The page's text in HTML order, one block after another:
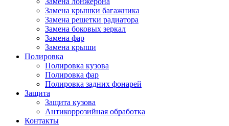
Замена крышки багажника
Замена решетки радиатора
Замена боковых зеркал
Замена фар
Замена крыши
Полировка
Полировка кузова
Полировка фар
Полировка задних фонарей
Защита
Защита кузова
Антикоррозийная обработка
Контакты